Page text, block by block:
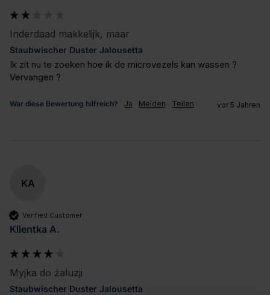
Inderdaad makkelijk, maar
Staubwischer Duster Jalousetta
Ik zit nu te zoeken hoe ik de microvezels kan wassen ?
Vervangen ?
War diese Bewertung hilfreich? Ja Melden Teilen vor 5 Jahren
KA
Verified Customer
Klientka A.
Myjka do żaluzji
Staubwischer Duster Jalousetta